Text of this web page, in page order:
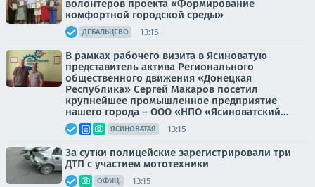
волонтеров проекта «Формирование
комфортной городской среды»
ДЕБАЛЬЦЕВО 13:15
В рамках рабочего визита в Ясиноватую
представитель актива Регионального
общественного движения «Донецкая
Республика» Сергей Макаров посетил
крупнейшее промышленное предприятие
нашего города – ООО «НПО «Ясиноватский...
ЯСИНОВАТАЯ 13:15
За сутки полицейские зарегистрировали три
ДТП с участием мототехники
ОФИЦ. 13:15